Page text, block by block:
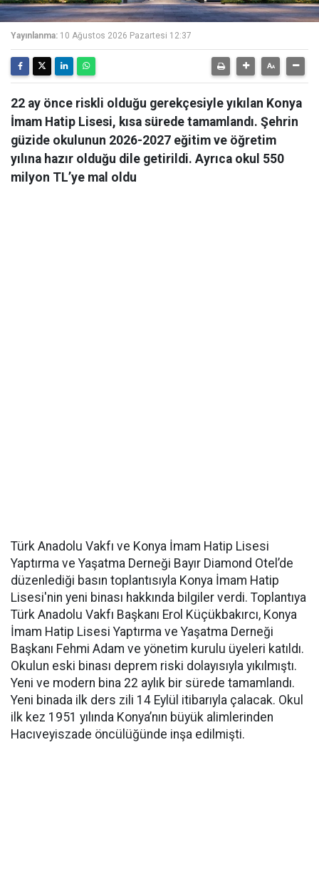
Yayınlanma: 10 Ağustos 2026 Pazartesi 12:37
22 ay önce riskli olduğu gerekçesiyle yıkılan Konya
İmam Hatip Lisesi, kısa sürede tamamlandı. Şehrin
güzide okulunun 2026-2027 eğitim ve öğretim
yılına hazır olduğu dile getirildi. Ayrıca okul 550
milyon TL’ye mal oldu
Türk Anadolu Vakfı ve Konya İmam Hatip Lisesi
Yaptırma ve Yaşatma Derneği Bayır Diamond Otel’de
düzenlediği basın toplantısıyla Konya İmam Hatip
Lisesi'nin yeni binası hakkında bilgiler verdi. Toplantıya
Türk Anadolu Vakfı Başkanı Erol Küçükbakırcı, Konya
İmam Hatip Lisesi Yaptırma ve Yaşatma Derneği
Başkanı Fehmi Adam ve yönetim kurulu üyeleri katıldı.
Okulun eski binası deprem riski dolayısıyla yıkılmıştı.
Yeni ve modern bina 22 aylık bir sürede tamamlandı.
Yeni binada ilk ders zili 14 Eylül itibarıyla çalacak. Okul
ilk kez 1951 yılında Konya’nın büyük alimlerinden
Hacıveyiszade öncülüğünde inşa edilmişti.